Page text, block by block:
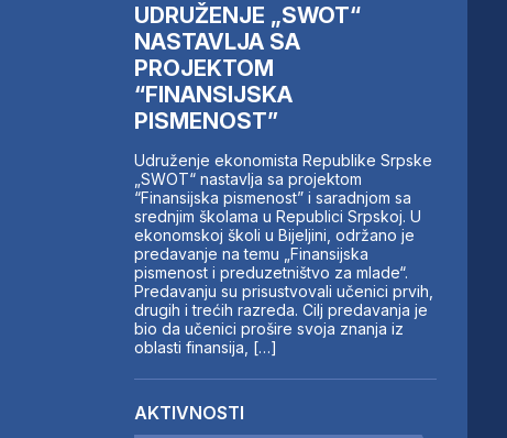
UDRUŽENJE „SWOT“
NASTAVLJA SA
PROJEKTOM
“FINANSIJSKA
PISMENOST”
Udruženje ekonomista Republike Srpske
„SWOT“ nastavlja sa projektom
“Finansijska pismenost” i saradnjom sa
srednjim školama u Republici Srpskoj. U
ekonomskoj školi u Bijeljini, održano je
predavanje na temu „Finansijska
pismenost i preduzetništvo za mlade“.
Predavanju su prisustvovali učenici prvih,
drugih i trećih razreda. Cilj predavanja je
bio da učenici prošire svoja znanja iz
oblasti finansija, […]
AKTIVNOSTI